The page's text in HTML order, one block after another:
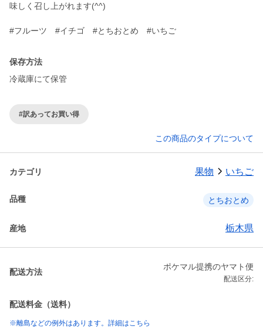
味しく召し上がれます(^^)
#フルーツ #イチゴ #とちおとめ #いちご
保存方法
冷蔵庫にて保管
#訳あってお買い得
この商品のタイプについて
カテゴリ 果物 いちご
品種 とちおとめ
産地 栃木県
配送方法
ポケマル提携のヤマト便
配送区分:
配送料金（送料）
※離島などの例外はあります。詳細はこちら